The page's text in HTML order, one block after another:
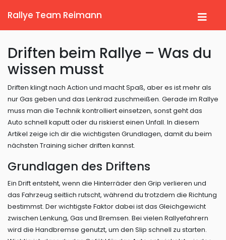
Rallye Team Reimann
Driften beim Rallye – Was du
wissen musst
Driften klingt nach Action und macht Spaß, aber es ist mehr als
nur Gas geben und das Lenkrad zuschmeißen. Gerade im Rallye
muss man die Technik kontrolliert einsetzen, sonst geht das
Auto schnell kaputt oder du riskierst einen Unfall. In diesem
Artikel zeige ich dir die wichtigsten Grundlagen, damit du beim
nächsten Training sicher driften kannst.
Grundlagen des Driftens
Ein Drift entsteht, wenn die Hinterräder den Grip verlieren und
das Fahrzeug seitlich rutscht, während du trotzdem die Richtung
bestimmst. Der wichtigste Faktor dabei ist das Gleichgewicht
zwischen Lenkung, Gas und Bremsen. Bei vielen Rallyefahrern
wird die Handbremse genutzt, um den Slip schnell zu starten.